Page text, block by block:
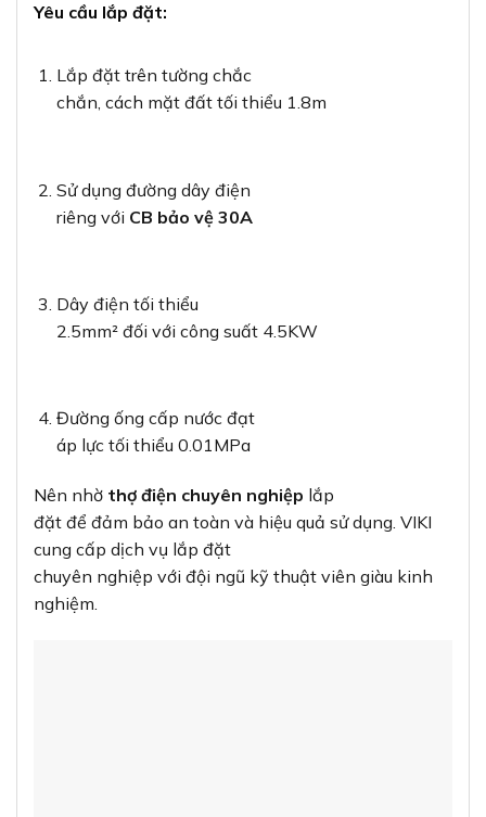
Yêu cầu lắp đặt:
Lắp đặt trên tường chắc
chắn, cách mặt đất tối thiểu 1.8m
Sử dụng đường dây điện
riêng với CB bảo vệ 30A
Dây điện tối thiểu
2.5mm² đối với công suất 4.5KW
Đường ống cấp nước đạt
áp lực tối thiểu 0.01MPa
Nên nhờ thợ điện chuyên nghiệp lắp
đặt để đảm bảo an toàn và hiệu quả sử dụng. VIKI
cung cấp dịch vụ lắp đặt
chuyên nghiệp với đội ngũ kỹ thuật viên giàu kinh
nghiệm.